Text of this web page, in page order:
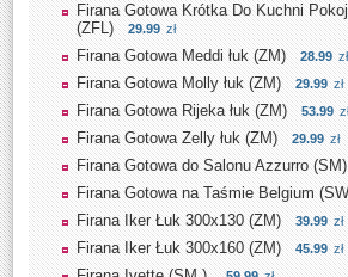
Firana Gotowa Krótka Do Kuchni
(ZFL)
29.99 zł
Firana Gotowa Meddi łuk (ZM) 28.99 zł
Firana Gotowa Molly łuk (ZM) 29.99 zł
Firana Gotowa Rijeka łuk (ZM) 53.99 zł
Firana Gotowa Zelly łuk (ZM) 29.99 zł
Firana Gotowa do Salonu Azzurro (SM)
Firana Gotowa na Taśmie Belgium
Firana Iker Łuk 300x130 (ZM) 39.99 zł
Firana Iker Łuk 300x160 (ZM) 45.99 zł